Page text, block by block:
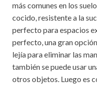
más comunes en los
cocido, resistente a la
perfecto para espacios
perfecto, una gran
lejía para eliminar las
también se puede usar
otros objetos. Luego es